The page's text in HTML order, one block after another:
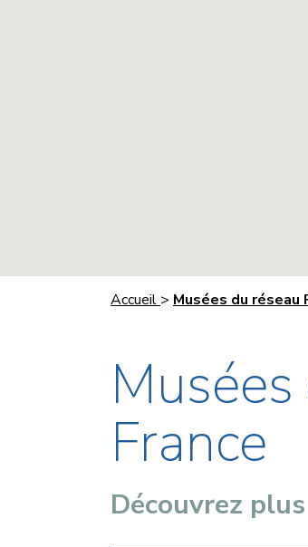
Accueil > Musées du
France
Découvrez